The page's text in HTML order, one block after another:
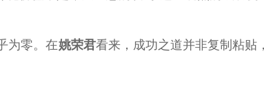
为零。在姚荣君看来，成功之道并非复制粘贴